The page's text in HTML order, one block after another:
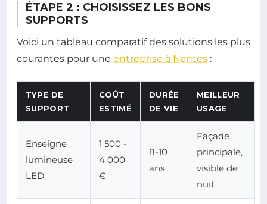
ÉTAPE 2 : CHOISISSEZ LES BONS
SUPPORTS
Voici un tableau comparatif des solutions les plus
courantes pour une entreprise à Nantes :
TYPE DE
SUPPORT
COÛT
ESTIMÉ
DURÉE
DE VIE
MEILLEUR
USAGE
Enseigne
lumineuse
LED
1 500 -
4 000
€
8-10
ans
Façade
principale,
visible de
nuit